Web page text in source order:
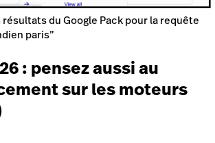
du Google Pack pour la requête
paris”
: pensez aussi au
sur les moteurs